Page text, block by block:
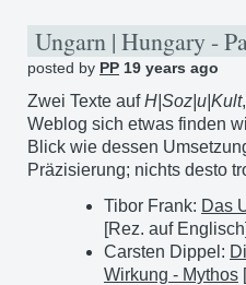
Ungarn | Hungary -
posted by PP 19 years ago
Zwei Texte aufH|Soz|u|Kult
Weblog sich etwas finden
Blick wie dessen
Präzisierung; nichts desto
Tibor Frank: Das
[Rez. auf
Carsten Dippel:
Wirkung - Mythos